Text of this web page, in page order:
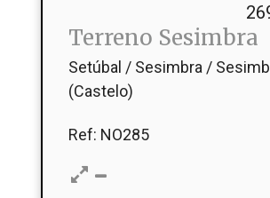
Terreno Sesimbra
Setúbal / Sesimbra /
(Castelo)
Ref: NO285